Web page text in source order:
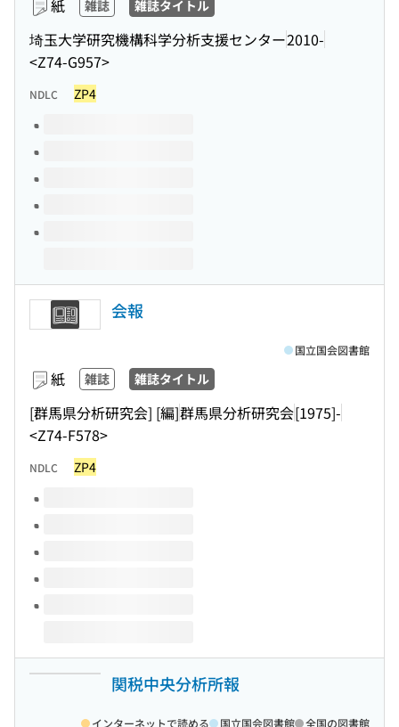
紙 雑誌 雑誌タイトル
埼玉大学研究機構科学分析支援センター2010-
<Z74-G957>
NDLC ZP4
このタイトルの巻号
会報
紙 雑誌 雑誌タイトル
[群馬県分析研究会] [編]群馬県分析研究会[1975]-
<Z74-F578>
国立国会図書館
NDLC ZP4
このタイトルの巻号
関税中央分析所報
インターネットで読める 国立国会図書館 全国の図書館